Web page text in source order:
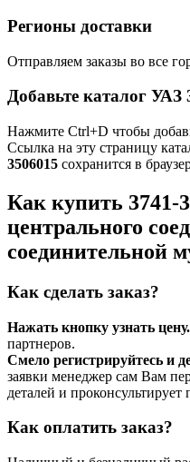
Регионы доставки
Отправляем заказы во все
Добавьте каталог УАЗ
Нажмите Ctrl+D чтобы
Ссылка на эту страницу
3506015 сохранится в
Как купить 3741-
центрального
соединительной
Как сделать заказ?
Нажать кнопку узнать цену.
партнеров.
Смело регистрируйтесь и
заявки менеджер сам Вам
деталей и проконсультирует
Как оплатить заказ?